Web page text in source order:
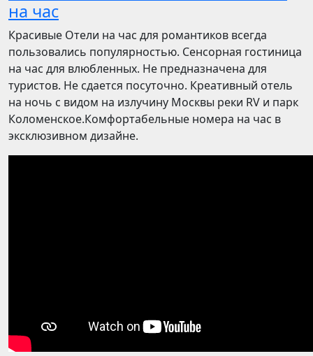
на час
Красивые Отели на час для романтиков всегда
пользовались популярностью. Сенсорная гостиница
на час для влюбленных. Не предназначена для
туристов. Не сдается посуточно. Креативный отель
на ночь с видом на излучину Москвы реки RV и парк
Коломенское.Комфортабельные номера на час в
эксклюзивном дизайне.